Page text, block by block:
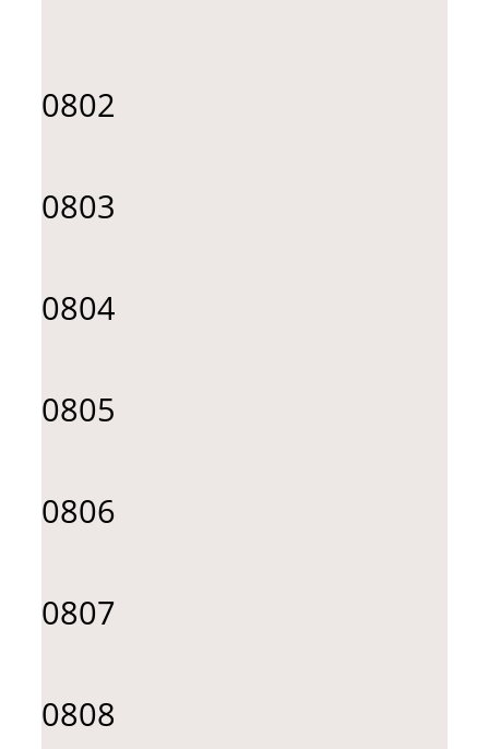
0802
0803
0804
0805
0806
0807
0808